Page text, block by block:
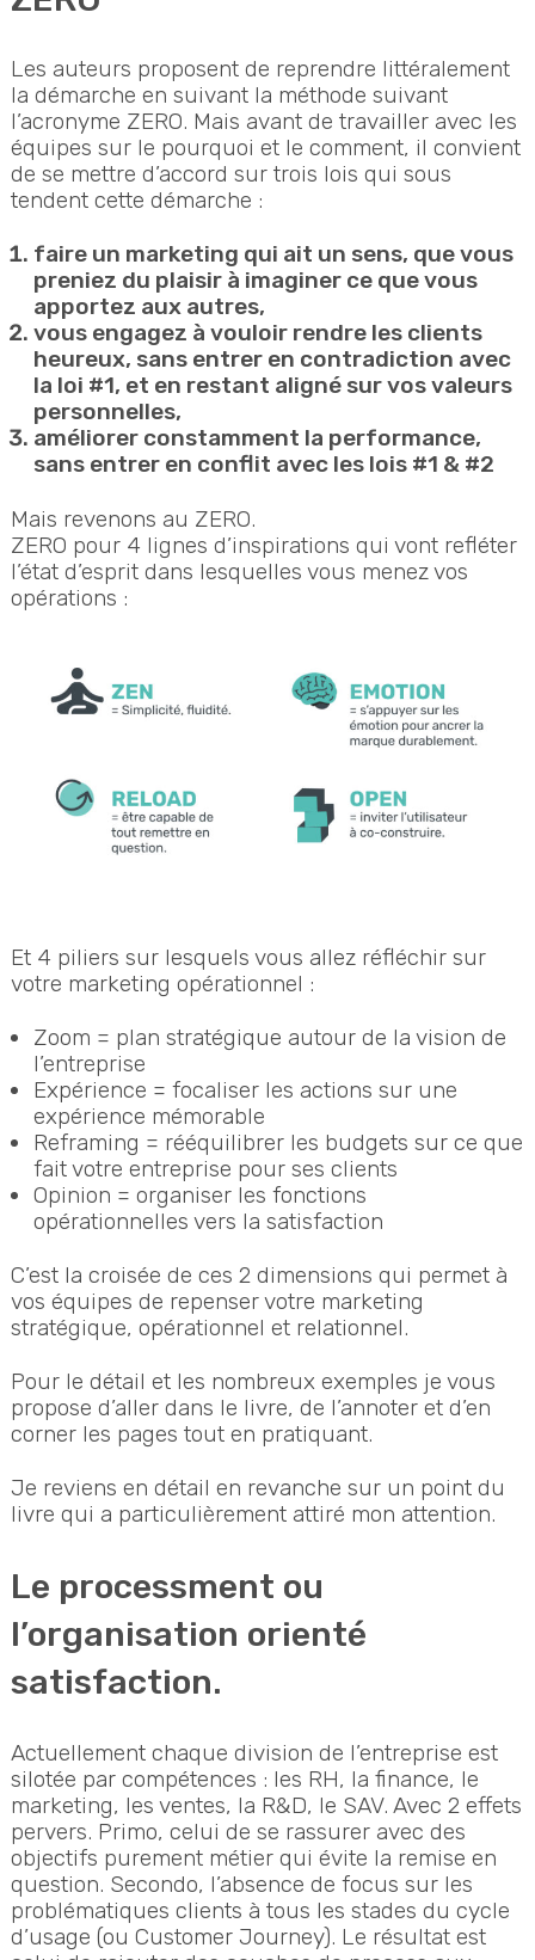
Les auteurs proposent de reprendre littéralement
la démarche en suivant la méthode suivant
l’acronyme ZERO. Mais avant de travailler avec les
équipes sur le pourquoi et le comment, il convient
de se mettre d’accord sur trois lois qui sous
tendent cette démarche :
faire un marketing qui ait un sens, que vous
preniez du plaisir à imaginer ce que vous
apportez aux autres,
vous engagez à vouloir rendre les clients
heureux, sans entrer en contradiction avec
la loi #1, et en restant aligné sur vos valeurs
personnelles,
améliorer constamment la performance,
sans entrer en conflit avec les lois #1 & #2
Mais revenons au ZERO.
ZERO pour 4 lignes d’inspirations qui vont refléter
l’état d’esprit dans lesquelles vous menez vos
opérations :
Et 4 piliers sur lesquels vous allez réfléchir sur
votre marketing opérationnel :
Zoom = plan stratégique autour de la vision de
l’entreprise
Expérience = focaliser les actions sur une
expérience mémorable
Reframing = rééquilibrer les budgets sur ce que
fait votre entreprise pour ses clients
Opinion = organiser les fonctions
opérationnelles vers la satisfaction
C’est la croisée de ces 2 dimensions qui permet à
vos équipes de repenser votre marketing
stratégique, opérationnel et relationnel.
Pour le détail et les nombreux exemples je vous
propose d’aller dans le livre, de l’annoter et d’en
corner les pages tout en pratiquant.
Je reviens en détail en revanche sur un point du
livre qui a particulièrement attiré mon attention.
Le processment ou
l’organisation orienté
satisfaction.
Actuellement chaque division de l’entreprise est
silotée par compétences : les RH, la finance, le
marketing, les ventes, la R&D, le SAV. Avec 2 effets
pervers. Primo, celui de se rassurer avec des
objectifs purement métier qui évite la remise en
question. Secondo, l’absence de focus sur les
problématiques clients à tous les stades du cycle
d’usage (ou Customer Journey). Le résultat est